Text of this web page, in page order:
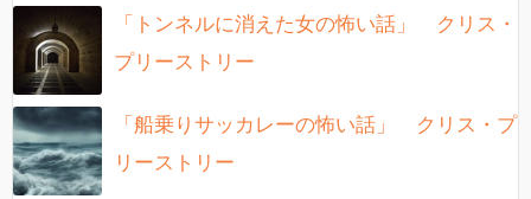
「トンネルに消えた女の怖い話」 クリス・
プリーストリー
「船乗りサッカレーの怖い話」 クリス・プ
リーストリー